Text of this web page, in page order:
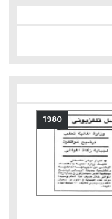
1980